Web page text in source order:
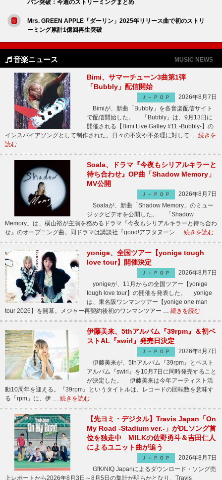
バン突破：今週のストリーミングまとめ
Mrs. GREEN APPLE「ダーリン」2025年リリース曲で初のストリ
ーミング累計1億回再生突破
音楽ニュース MUSIC NEWS
Bimi、サマーチューン3曲第1弾
「Bubbly」配信開始
Ｊ－ＰＯＰ
2026年8月7日
Bimiが、新曲「Bubbly」を各音楽配信サイト
で配信開始した。 「Bubbly」は、9月13日に
開催される【Bimi Live Galley #11 -Bubbly-】の
インスパイアソングとして制作された。日々の不安や不条理に対して … 続きを
読む
Soala、ドラマ『今夜もシリアルキラーと
待ち合わせ』OP曲「Shadow Memory」
MV公開
Ｊ－ＰＯＰ
2026年8月7日
Soalaが、新曲「Shadow Memory」のミュー
ジックビデオを公開した。 「Shadow
Memory」は、横山裕が主演を務めるドラマ『今夜もシリアルキラーと待ち合わ
せ』のオープニング曲。同ドラマは講談社『good!アフタヌーン … 続きを読む
yonige、全国ツアー【yonige tough
love tour】開催決定
Ｊ－ＰＯＰ
2026年8月7日
yonigeが、11月からの全国ツアー【yonige
tough love tour】の開催を発表した。 yonige
は、東名阪ワンマンツアー【yonige one man
tour 2026】を開幕。メジャー再契約後初のワンマンツアー … 続きを読む
伊藤美来、5thアルバム『39rpm』＆初ベ
ストAL『swirl』発売日決定
Ｊ－ＰＯＰ
2026年8月7日
伊藤美来が、5thアルバム『39rpm』とベスト
アルバム『swirl』を10月7日に同時発売すること
が決定した。 伊藤美来は今年アーティスト活
動10周年を迎える。『39rpm』というタイトルは、レコードの回転数を意味す
る「rpm」に、伊 … 続きを読む
【先ヨミ・デジタル】Travis Japan「On
My Road -Stadium ver.-」がDLソング首
位を独走中 M!LKの佐野勇斗＆吉田仁人
によるユニット曲が追う
Ｊ－ＰＯＰ
2026年8月7日
GfK/NIQ Japanによるダウンロード・ソング売
上レポートから2026年8月3日～8月5日の集計が明らかとなり、Travis